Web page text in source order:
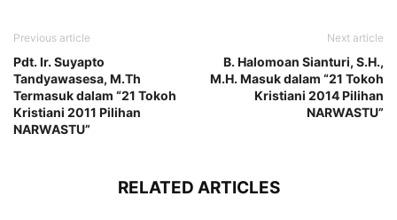
Previous article
Pdt. Ir. Suyapto
Tandyawasesa, M.Th
Termasuk dalam “21 Tokoh
Kristiani 2011 Pilihan
NARWASTU”
Next article
B. Halomoan Sianturi, S.H.,
M.H. Masuk dalam “21 Tokoh
Kristiani 2014 Pilihan
NARWASTU”
RELATED ARTICLES